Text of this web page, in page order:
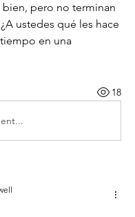
bien, pero no terminan
ustedes qué les hace
en una
18